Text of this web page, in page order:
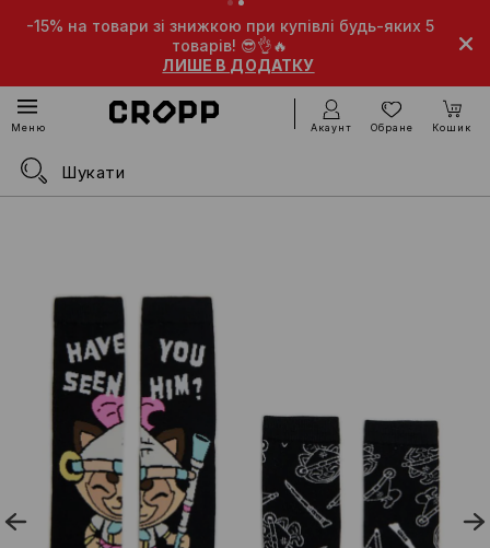
-15% на товари зі знижкою при купівлі будь-яких 5
товарів! 😎👌🔥
ЛИШЕ В ДОДАТКУ
Меню Акаунт Обране Кошик